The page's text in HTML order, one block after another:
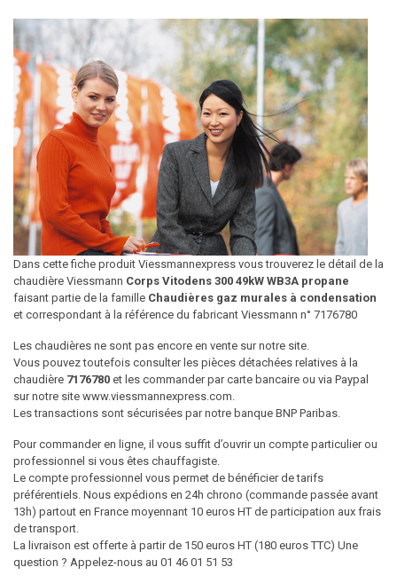
Dans cette fiche produit Viessmannexpress vous trouverez le détail de la
chaudière Viessmann Corps Vitodens 300 49kW WB3A propane
faisant partie de la famille Chaudières gaz murales à condensation
et correspondant à la référence du fabricant Viessmann n° 7176780
Les chaudières ne sont pas encore en vente sur notre site.
Vous pouvez toutefois consulter les pièces détachées relatives à la
chaudière 7176780 et les commander par carte bancaire ou via Paypal
sur notre site www.viessmannexpress.com.
Les transactions sont sécurisées par notre banque BNP Paribas.
Pour commander en ligne, il vous suffit d’ouvrir un compte particulier ou
professionnel si vous êtes chauffagiste.
Le compte professionnel vous permet de bénéficier de tarifs
préférentiels. Nous expédions en 24h chrono (commande passée avant
13h) partout en France moyennant 10 euros HT de participation aux frais
de transport.
La livraison est offerte à partir de 150 euros HT (180 euros TTC) Une
question ? Appelez-nous au 01 46 01 51 53